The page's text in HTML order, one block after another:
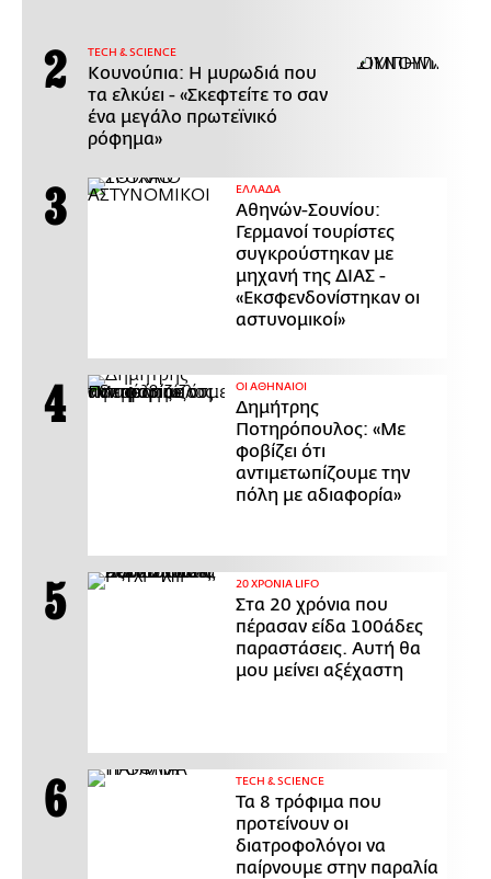
ΤECH & SCIENCE
Κουνούπια: Η μυρωδιά που
τα ελκύει - «Σκεφτείτε το σαν
ένα μεγάλο πρωτεϊνικό
ρόφημα»
ΕΛΛΑΔΑ
Αθηνών-Σουνίου:
Γερμανοί τουρίστες
συγκρούστηκαν με
μηχανή της ΔΙΑΣ -
«Εκσφενδονίστηκαν οι
αστυνομικοί»
ΟΙ ΑΘΗΝΑΙΟΙ
Δημήτρης
Ποτηρόπουλος: «Με
φοβίζει ότι
αντιμετωπίζουμε την
πόλη με αδιαφορία»
20 ΧΡΟΝΙΑ LIFO
Στα 20 χρόνια που
πέρασαν είδα 100άδες
παραστάσεις. Αυτή θα
μου μείνει αξέχαστη
ΤECH & SCIENCE
Τα 8 τρόφιμα που
προτείνουν οι
διατροφολόγοι να
παίρνουμε στην παραλία